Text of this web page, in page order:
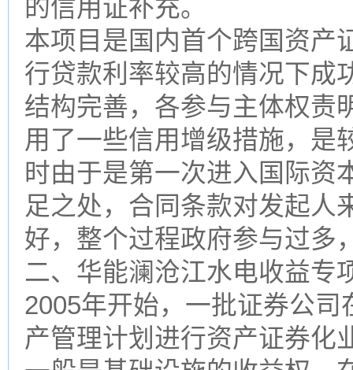
的信用证补充。
本项目是国内首个跨国资产
行贷款利率较高的情况下成
结构完善，各参与主体权责
用了一些信用增级措施，是
时由于是第一次进入国际资
足之处，合同条款对发起人
好，整个过程政府参与过多
二、华能澜沧江水电收益专
2005年开始，一批证券公
产管理计划进行资产证券化